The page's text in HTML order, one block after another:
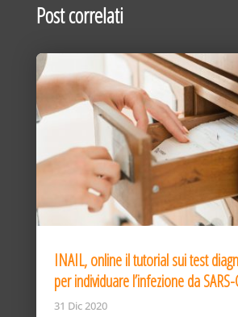
Post correlati
INAIL, online il tutorial sui test
per individuare l’infezione da
31 Dic 2020